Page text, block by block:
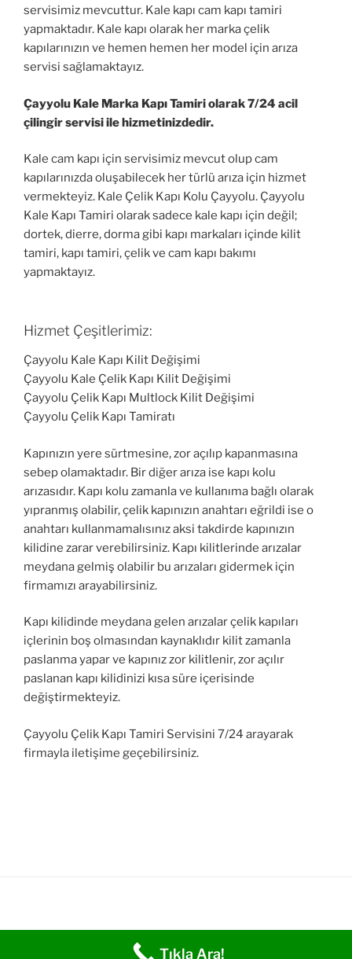
servisimiz mevcuttur. Kale kapı cam kapı tamiri
yapmaktadır. Kale kapı olarak her marka çelik
kapılarınızın ve hemen hemen her model için arıza
servisi sağlamaktayız.
Çayyolu Kale Marka Kapı Tamiri olarak 7/24 acil
çilingir servisi ile hizmetinizdedir.
Kale cam kapı için servisimiz mevcut olup cam
kapılarınızda oluşabilecek her türlü arıza için hizmet
vermekteyiz. Kale Çelik Kapı Kolu Çayyolu. Çayyolu
Kale Kapı Tamiri olarak sadece kale kapı için değil;
dortek, dierre, dorma gibi kapı markaları içinde kilit
tamiri, kapı tamiri, çelik ve cam kapı bakımı
yapmaktayız.
Hizmet Çeşitlerimiz:
Çayyolu Kale Kapı Kilit Değişimi
Çayyolu Kale Çelik Kapı Kilit Değişimi
Çayyolu Çelik Kapı Multlock Kilit Değişimi
Çayyolu Çelik Kapı Tamiratı
Kapınızın yere sürtmesine, zor açılıp kapanmasına
sebep olamaktadır. Bir diğer arıza ise kapı kolu
arızasıdır. Kapı kolu zamanla ve kullanıma bağlı olarak
yıpranmış olabilir, çelik kapınızın anahtarı eğrildi ise o
anahtarı kullanmamalısınız aksi takdirde kapınızın
kilidine zarar verebilirsiniz. Kapı kilitlerinde arızalar
meydana gelmiş olabilir bu arızaları gidermek için
firmamızı arayabilirsiniz.
Kapı kilidinde meydana gelen arızalar çelik kapıları
içlerinin boş olmasından kaynaklıdır kilit zamanla
paslanma yapar ve kapınız zor kilitlenir, zor açılır
paslanan kapı kilidinizi kısa süre içerisinde
değiştirmekteyiz.
Çayyolu Çelik Kapı Tamiri Servisini 7/24 arayarak
firmayla iletişime geçebilirsiniz.
Tıkla Ara!